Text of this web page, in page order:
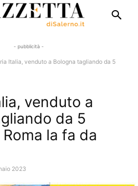
- pubblicità -
Italia, venduto a Bologna tagliando da 5
venduto a
da 5
la fa da
2023